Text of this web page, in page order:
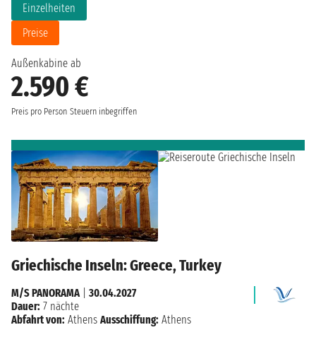
Außenkabine ab
2.590 €
Preis pro Person Steuern inbegriffen
Einzelheiten
Preise
Griechische Inseln: Greece, Turkey
M/S PANORAMA| 30.04.2027
Dauer: 7 nächte
Abfahrt von: Athens Ausschiffung: Athens